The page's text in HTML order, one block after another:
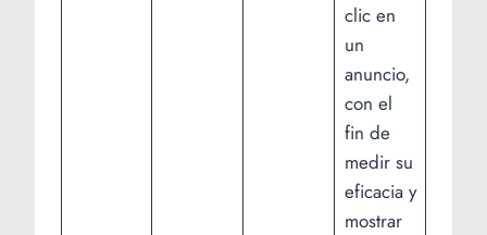
clic en
un
anuncio,
con el
fin de
medir su
eficacia y
mostrar